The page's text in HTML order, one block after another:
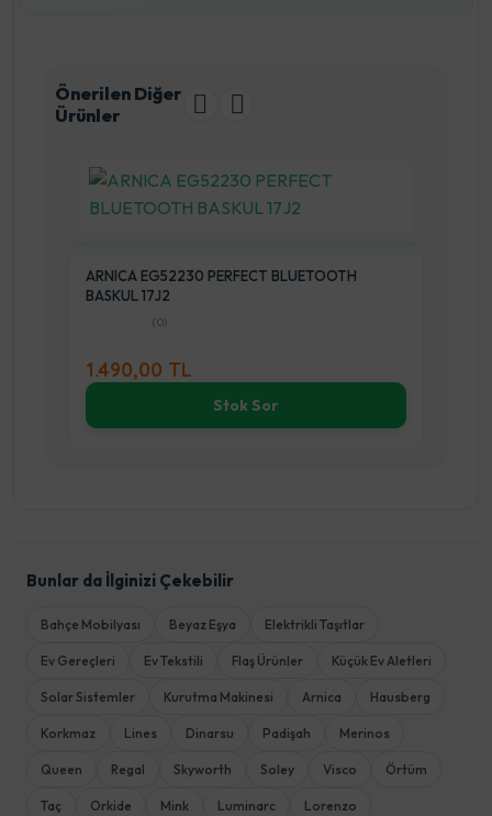
Önerilen Diğer
Ürünler
ARNICA EG52230 PERFECT BLUETOOTH
BASKUL 17J2
(0)
1.490,00 TL
Stok Sor
Bunlar da İlginizi Çekebilir
Bahçe Mobilyası Beyaz Eşya Elektrikli Taşıtlar
Ev Gereçleri Ev Tekstili Flaş Ürünler Küçük Ev Aletleri
Solar Sistemler Kurutma Makinesi Arnica Hausberg
Korkmaz Lines Dinarsu Padişah Merinos
Queen Regal Skyworth Soley Visco Örtüm
Taç Orkide Mink Luminarc Lorenzo